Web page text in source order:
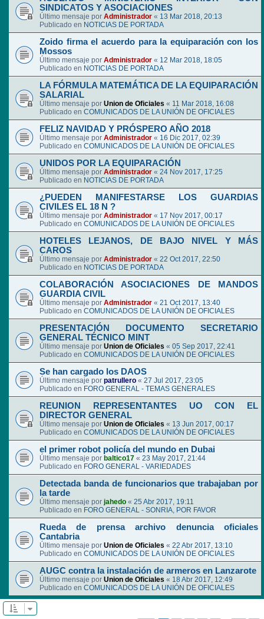
SINDICATOS Y ASOCIACIONES
Último mensaje por Administrador « 13 Mar 2018, 20:13
Publicado en NOTICIAS DE PORTADA
Zoido firma el acuerdo para la equiparación con los
Mossos
Último mensaje por Administrador « 12 Mar 2018, 18:05
Publicado en NOTICIAS DE PORTADA
LA FÓRMULA MATEMÁTICA DE LA EQUIPARACIÓN
SALARIAL
Último mensaje por Union de Oficiales « 11 Mar 2018, 16:08
Publicado en COMUNICADOS DE LA UNIÓN DE OFICIALES
FELIZ NAVIDAD Y PRÓSPERO AÑO 2018
Último mensaje por Administrador « 16 Dic 2017, 02:39
Publicado en COMUNICADOS DE LA UNIÓN DE OFICIALES
UNIDOS POR LA EQUIPARACIÓN
Último mensaje por Administrador « 24 Nov 2017, 17:25
Publicado en NOTICIAS DE PORTADA
¿PUEDEN MANIFESTARSE LOS GUARDIAS
CIVILES EL 18 N ?
Último mensaje por Administrador « 17 Nov 2017, 00:17
Publicado en COMUNICADOS DE LA UNIÓN DE OFICIALES
HOTELES LEJANOS, DE BAJO NIVEL Y MÁS
CAROS
Último mensaje por Administrador « 22 Oct 2017, 22:50
Publicado en NOTICIAS DE PORTADA
COLABORACIÓN ASOCIACIONES DE MANDOS
GUARDIA CIVIL
Último mensaje por Administrador « 21 Oct 2017, 13:40
Publicado en COMUNICADOS DE LA UNIÓN DE OFICIALES
PRESENTACIÓN DOCUMENTO SECRETARIO
GENERAL TÉCNICO MINT
Último mensaje por Union de Oficiales « 05 Sep 2017, 22:41
Publicado en COMUNICADOS DE LA UNIÓN DE OFICIALES
Se han cargado los DAOS
Último mensaje por patrullero « 27 Jul 2017, 23:05
Publicado en FORO GENERAL - TEMAS GENERALES
REUNION REPRESENTANTES UO CON EL
DIRECTOR GENERAL
Último mensaje por Union de Oficiales « 13 Jun 2017, 00:17
Publicado en COMUNICADOS DE LA UNIÓN DE OFICIALES
el primer robot policía del mundo en Dubai
Último mensaje por baltico17 « 23 May 2017, 21:44
Publicado en FORO GENERAL - VARIEDADES
Detectada banda de funcionarios que trabajaban por
la tarde
Último mensaje por jahedo « 25 Abr 2017, 19:11
Publicado en FORO GENERAL - SONRIA, POR FAVOR
Rueda de prensa archivo denuncia oficiales
Cantabria
Último mensaje por Union de Oficiales « 22 Abr 2017, 13:10
Publicado en COMUNICADOS DE LA UNIÓN DE OFICIALES
AUGC contra la instalación de armeros en Lanzarote
Último mensaje por Union de Oficiales « 18 Abr 2017, 12:49
Publicado en COMUNICADOS DE LA UNIÓN DE OFICIALES